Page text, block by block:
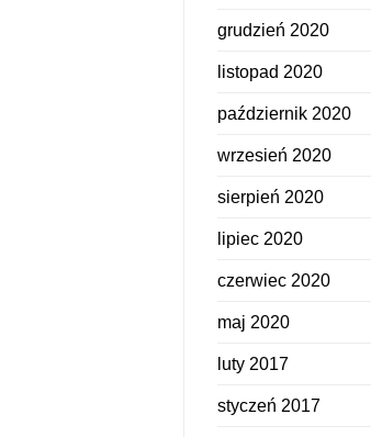
grudzień 2020
listopad 2020
październik 2020
wrzesień 2020
sierpień 2020
lipiec 2020
czerwiec 2020
maj 2020
luty 2017
styczeń 2017